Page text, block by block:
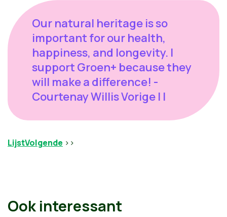
Our natural heritage is so
important for our health,
happiness, and longevity. I
support Groen+ because they
will make a difference! -
Courtenay Willis Vorige | |
LijstVolgende >>
Ook interessant